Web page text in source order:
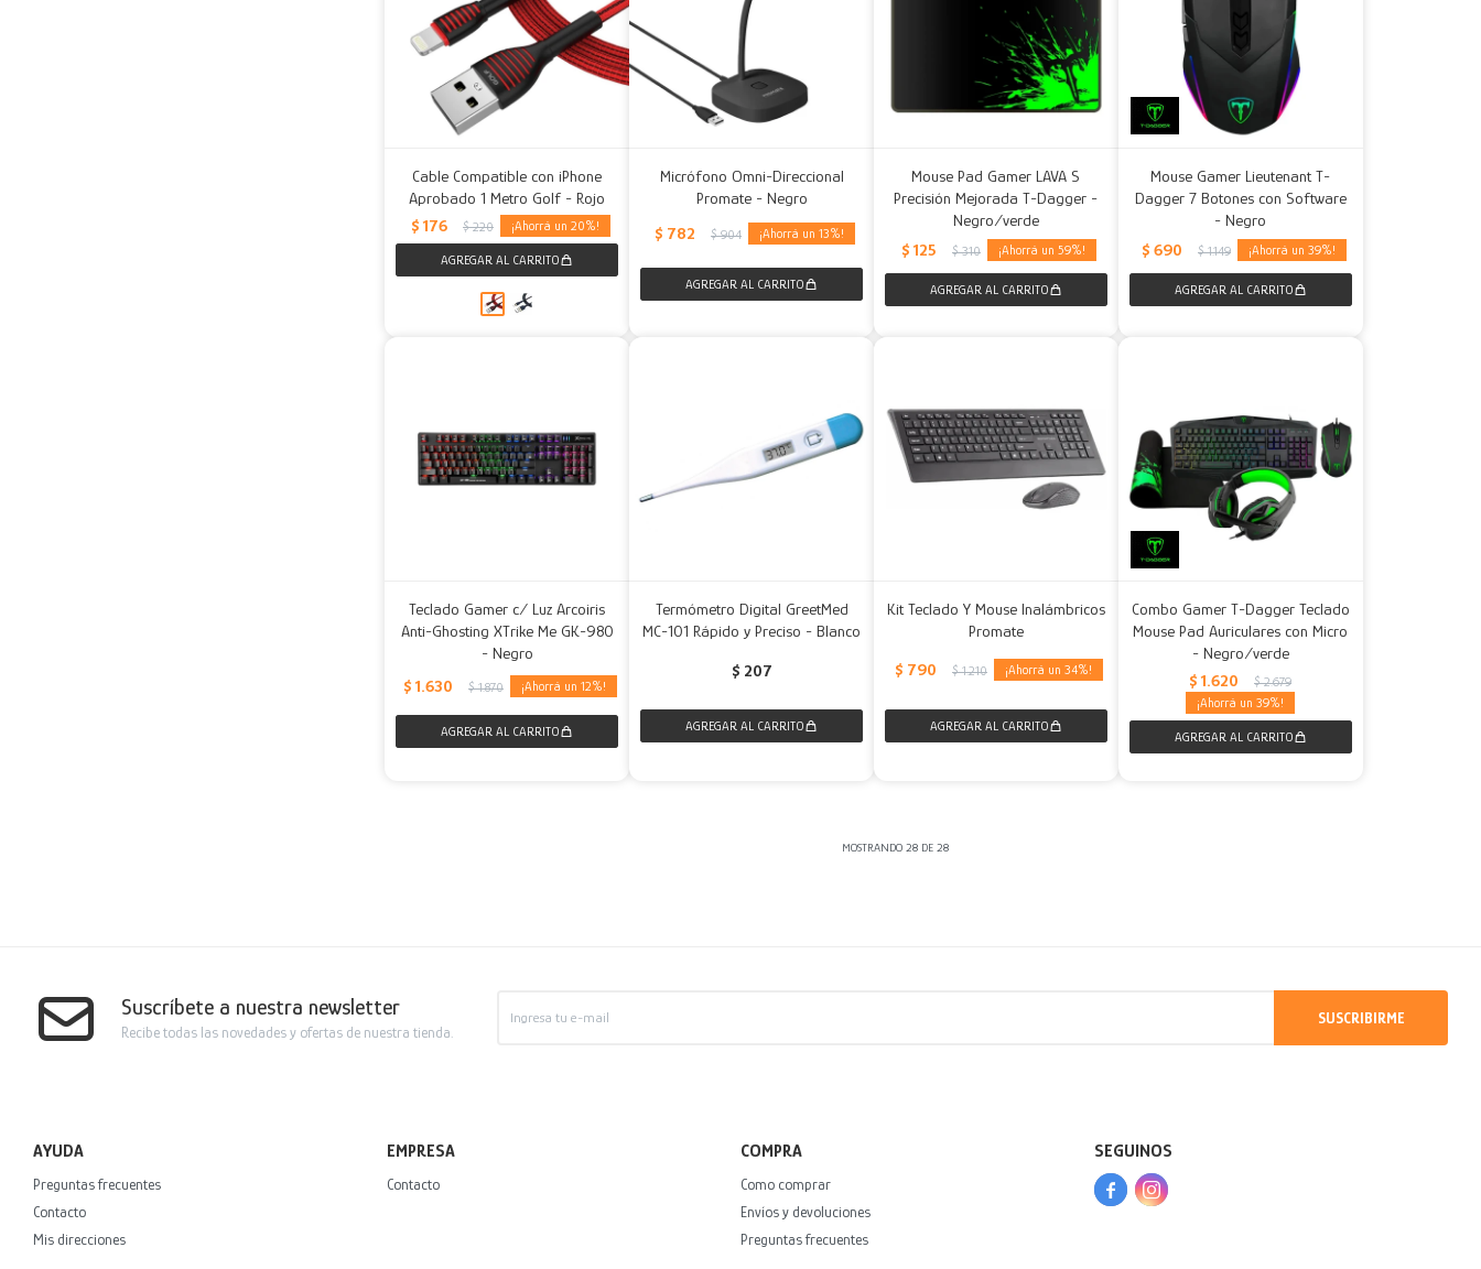
Cable Compatible con iPhone
Aprobado 1 Metro Golf - Rojo
$ 176 $ 220 20
Micrófono Omni-Direccional
Promate - Negro
$ 782 $ 904 13
Mouse Pad Gamer LAVA S
Precisión Mejorada T-Dagger -
Negro/verde
$ 125 $ 310 59
Mouse Gamer Lieutenant T-
Dagger 7 Botones con Software
- Negro
$ 690 $ 1.149 39
Teclado Gamer c/ Luz Arcoiris
Anti-Ghosting XTrike Me GK-980
- Negro
$ 1.630 $ 1.870 12
Termómetro Digital GreetMed
MC-101 Rápido y Preciso - Blanco
$ 207
Kit Teclado Y Mouse Inalámbricos
Promate
$ 790 $ 1.210 34
Combo Gamer T-Dagger Teclado
Mouse Pad Auriculares con Micro
- Negro/verde
$ 1.620 $ 2.679
39
MOSTRANDO28 DE28
Suscríbete a nuestra newsletter
Recibe todas las novedades y ofertas de nuestra tienda.
SUSCRIBIRME
AYUDA
Preguntas frecuentes
Contacto
Mis direcciones
EMPRESA
Contacto
COMPRA
Como comprar
Envíos y devoluciones
Preguntas frecuentes
SEGUINOS
 